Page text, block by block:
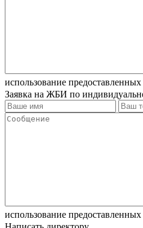
использование
Заявка на ЖБИ по
использование